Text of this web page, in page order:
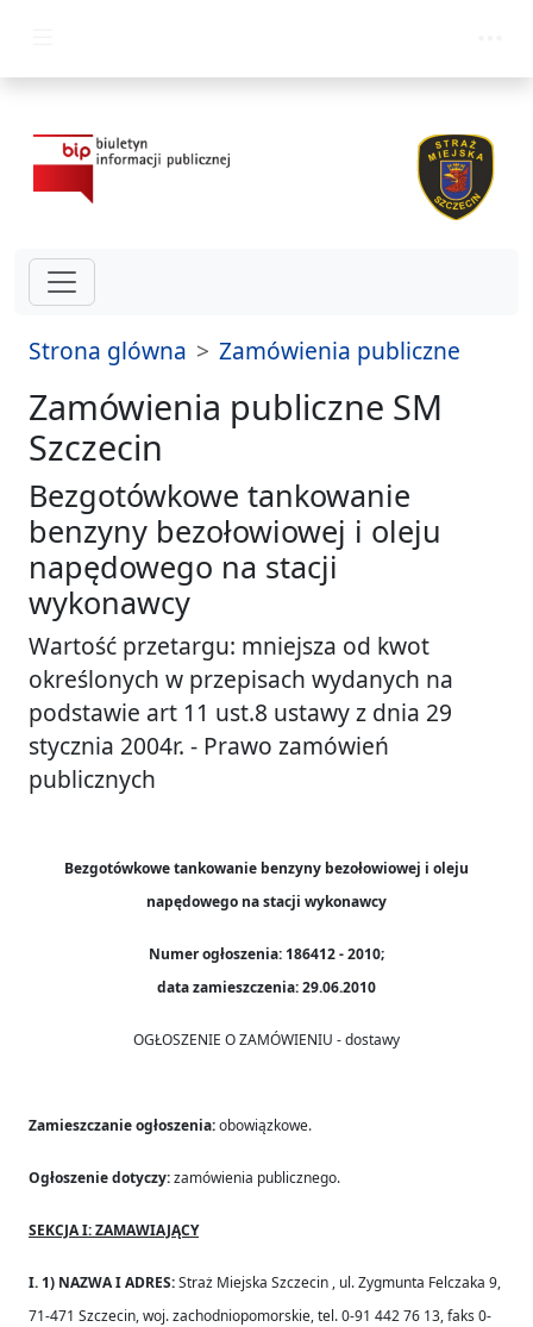
Strona glówna Zamówienia publiczne
Zamówienia publiczne SM
Szczecin
Bezgotówkowe tankowanie
benzyny bezołowiowej i oleju
napędowego na stacji
wykonawcy
Wartość przetargu: mniejsza od kwot
określonych w przepisach wydanych na
podstawie art 11 ust.8 ustawy z dnia 29
stycznia 2004r. - Prawo zamówień
publicznych
Bezgotówkowe tankowanie benzyny bezołowiowej i oleju
napędowego na stacji wykonawcy
Numer ogłoszenia: 186412 - 2010;
data zamieszczenia: 29.06.2010
OGŁOSZENIE O ZAMÓWIENIU - dostawy
Zamieszczanie ogłoszenia:obowiązkowe.
Ogłoszenie dotyczy:zamówienia publicznego.
SEKCJA I: ZAMAWIAJĄCY
I. 1) NAZWA I ADRES:Straż Miejska Szczecin , ul. Zygmunta Felczaka 9,
71-471 Szczecin, woj. zachodniopomorskie, tel. 0-91 442 76 13, faks 0-